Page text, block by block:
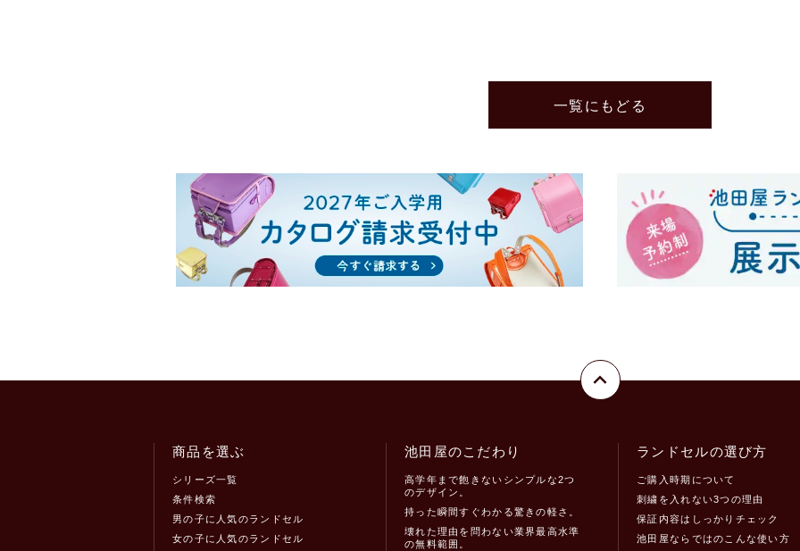
一覧にもどる
商品を選ぶ
シリーズ一覧
条件検索
男の子に人気のランドセル
女の子に人気のランドセル
池田屋のこだわり
高学年まで飽きないシンプルな2つ
のデザイン。
持った瞬間すぐわかる驚きの軽さ。
壊れた理由を問わない業界最高水準
の無料範囲。
ランドセルの選び方
ご購入時期について
刺繍を入れない3つの理由
保証内容はしっかりチェック
池田屋ならではのこんな使い方